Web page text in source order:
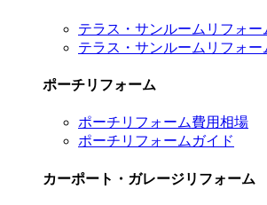
テラス・サンルームリフォー
テラス・サンルームリフォー
ポーチリフォーム
ポーチリフォーム費用相場
ポーチリフォームガイド
カーポート・ガレージリフォーム